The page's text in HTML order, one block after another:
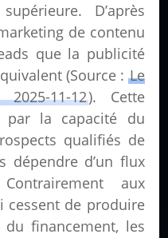
D’après
de contenu
que la publicité
(Source : Le
11-12). Cette
par la capacité du
qualifiés de
dépendre d’un flux
aux
cessent de produire
du financement, les